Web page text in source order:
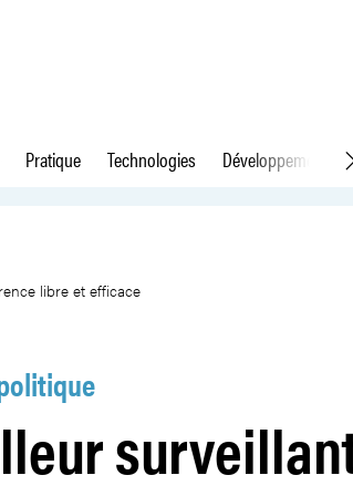
Pratique Technologies Développement
concurrence libre
libre et efficace